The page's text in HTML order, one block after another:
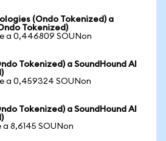
(Ondo Tokenized) a
Tokenized)
a 0,446809 SOUNon
Tokenized) a SoundHound AI
a 0,459324 SOUNon
Tokenized) a SoundHound AI
a 8,6145 SOUNon